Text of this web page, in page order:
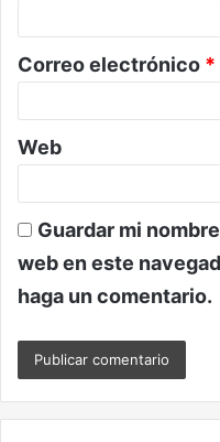
o
*
Correo electrónico *
Web
Guardar mi
web en este
haga un comentario.